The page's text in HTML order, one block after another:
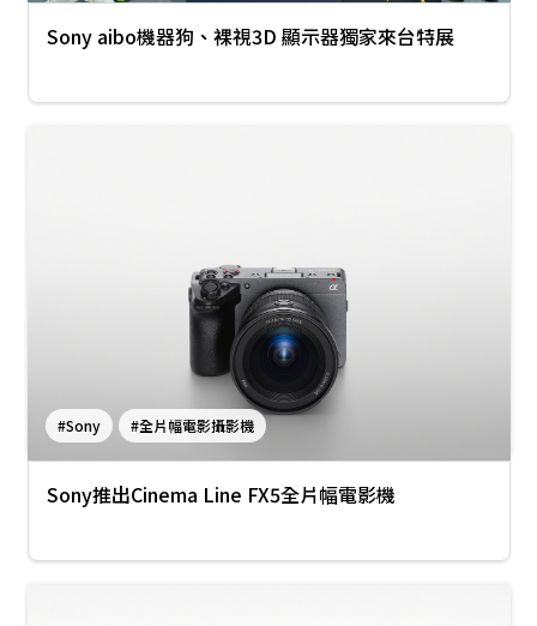
Sony aibo機器狗、裸視3D 顯示器獨家來台特展
#Sony #全片幅電影攝影機
Sony推出Cinema Line FX5全片幅電影機